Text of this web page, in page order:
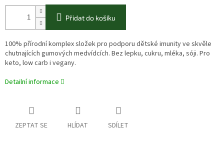
Přidat do košíku
100% přírodní komplex složek pro podporu dětské imunity ve skvěle
chutnajících gumových medvídcích. Bez lepku, cukru, mléka, sóji. Pro
keto, low carb i vegany.
Detailní informace
ZEPTAT SE HLÍDAT SDÍLET